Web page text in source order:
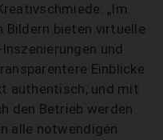
„Im
Bildern bieten virtuelle
und
Einblicke
authentisch, und mit
den Betrieb werden
alle notwendigen